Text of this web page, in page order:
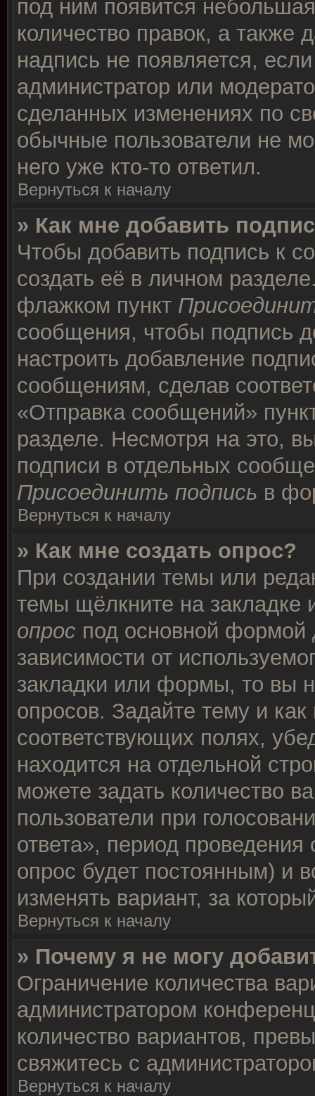
под ним появится
количество правок, а также
надпись не появляется,
администратор или
сделанных изменениях по
обычные пользователи не
него уже кто-то ответил.
Вернуться к началу
» Как мне добавить
Чтобы добавить подпись к
создать её в личном
флажком пункт
сообщения, чтобы подпись
настроить добавление
сообщениям, сделав
«Отправка сообщений»
разделе. Несмотря на это,
подписи в отдельных
Присоединить подпись в
Вернуться к началу
» Как мне создать опрос?
При создании темы или
темы щёлкните на
опрос под основной формой
зависимости от
закладки или формы, то вы
опросов. Задайте тему и
соответствующих полях,
находится на отдельной
можете задать количество
пользователи при
ответа», период проведения
опрос будет постоянным) и
изменять вариант, за
Вернуться к началу
» Почему я не могу
Ограничение количества
администратором
количество вариантов,
свяжитесь с
Вернуться к началу